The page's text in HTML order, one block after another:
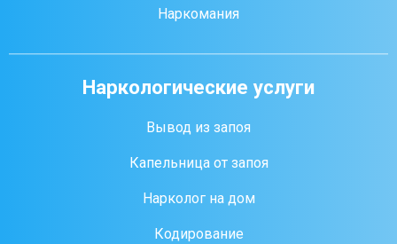
Наркомания
Наркологические услуги
Вывод из запоя
Капельница от запоя
Нарколог на дом
Кодирование